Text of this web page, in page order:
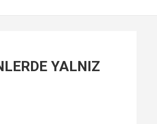
YALNIZ